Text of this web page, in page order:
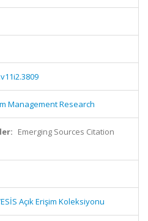
Management Research
Emerging Sources Citation
Açık Erişim Koleksiyonu